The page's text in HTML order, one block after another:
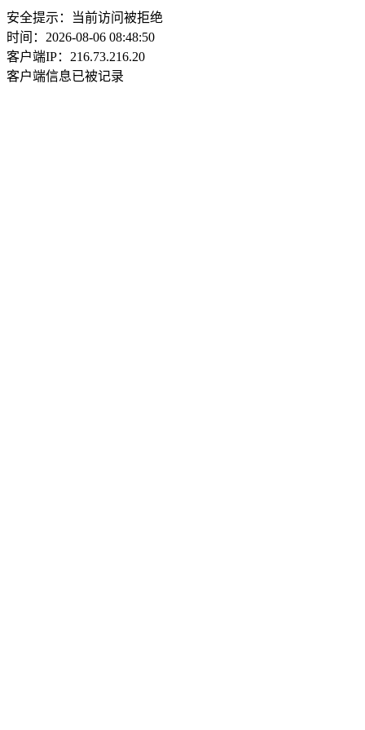
安全提示：当前访问被拒绝
时间：2026-08-06 08:48:50
客户端IP：216.73.216.20
客户端信息已被记录